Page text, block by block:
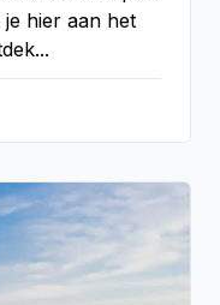
hier aan het